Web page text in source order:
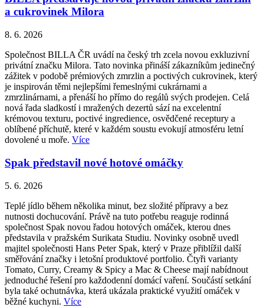
a cukrovinek Milora
8. 6. 2026
Společnost BILLA ČR uvádí na český trh zcela novou exkluzivní
privátní značku Milora. Tato novinka přináší zákazníkům jedinečný
zážitek v podobě prémiových zmrzlin a poctivých cukrovinek, který
je inspirován těmi nejlepšími řemeslnými cukrárnami a
zmrzlinárnami, a přenáší ho přímo do regálů svých prodejen. Celá
nová řada sladkostí i mražených dezertů sází na excelentní
krémovou texturu, poctivé ingredience, osvědčené receptury a
oblíbené příchutě, které v každém soustu evokují atmosféru letní
dovolené u moře. Více
Spak představil nové hotové omáčky
5. 6. 2026
Teplé jídlo během několika minut, bez složité přípravy a bez
nutnosti dochucování. Právě na tuto potřebu reaguje rodinná
společnost Spak novou řadou hotových omáček, kterou dnes
představila v pražském Surikata Studiu. Novinky osobně uvedl
majitel společnosti Hans Peter Spak, který v Praze přiblížil další
směřování značky i letošní produktové portfolio. Čtyři varianty
Tomato, Curry, Creamy & Spicy a Mac & Cheese mají nabídnout
jednoduché řešení pro každodenní domácí vaření. Součástí setkání
byla také ochutnávka, která ukázala praktické využití omáček v
běžné kuchyni. Více